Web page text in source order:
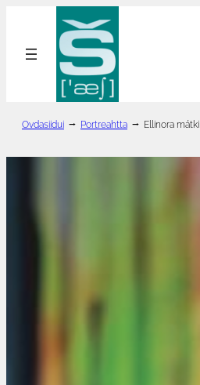
innhold
Ovdasiidui ⭢ Portreahtta ⭢ Ellinora mátki